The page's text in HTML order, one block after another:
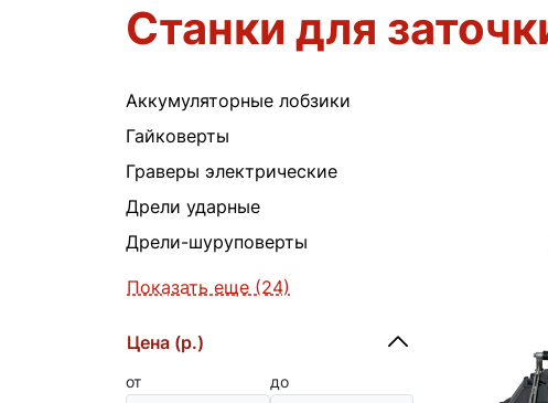
Станки для
Аккумуляторные лобзики
Гайковерты
Граверы электрические
Дрели ударные
Дрели-шуруповерты
Показать еще (24)
Цена (р.)
от до